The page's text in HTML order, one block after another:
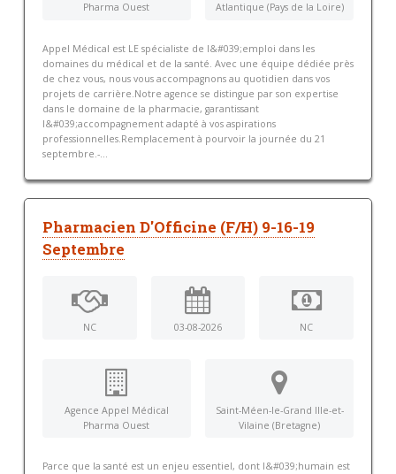
Pharma Ouest
Atlantique (Pays de la Loire)
Appel Médical est LE spécialiste de l&#039;emploi dans les
domaines du médical et de la santé. Avec une équipe dédiée près
de chez vous, nous vous accompagnons au quotidien dans vos
projets de carrière.Notre agence se distingue par son expertise
dans le domaine de la pharmacie, garantissant
l&#039;accompagnement adapté à vos aspirations
professionnelles.Remplacement à pourvoir la journée du 21
septembre.-...
Pharmacien D'Officine (F/H) 9-16-19
Septembre
NC 03-08-2026 NC
Agence Appel Médical
Pharma Ouest
Saint-Méen-le-Grand Ille-et-
Vilaine (Bretagne)
Parce que la santé est un enjeu essentiel, dont l&#039;humain est